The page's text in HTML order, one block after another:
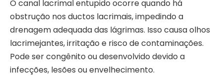
O canal lacrimal entupido ocorre quando há
obstrução nos ductos lacrimais, impedindo a
drenagem adequada das lágrimas. Isso causa olhos
lacrimejantes, irritação e risco de contaminações.
Pode ser congênito ou desenvolvido devido a
infecções, lesões ou envelhecimento.